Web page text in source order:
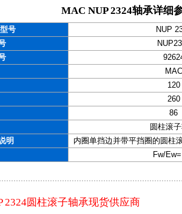
MAC NUP 2324轴承详细
号
NUP
MAC
120
260
86
圆柱滚
明
内圈单挡边并带平挡圈的圆柱
Fw/
2324圆柱滚子轴承现货供应商